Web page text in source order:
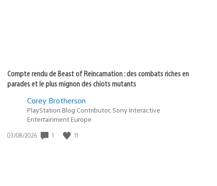
Compte rendu de Beast of Reincarnation : des combats riches en
parades et le plus mignon des chiots mutants
Corey Brotherson
PlayStation Blog Contributor, Sony Interactive
Entertainment Europe
Date
03/08/2026 1 11